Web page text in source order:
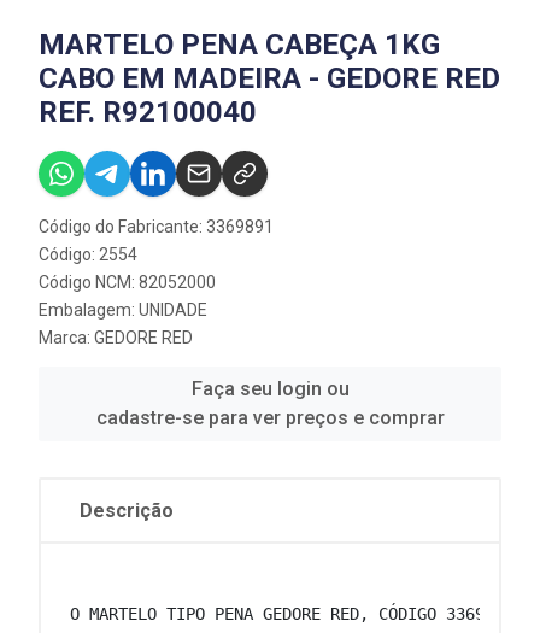
MARTELO PENA CABEÇA 1KG
CABO EM MADEIRA - GEDORE RED
REF. R92100040
Código do Fabricante: 3369891
Código: 2554
Código NCM: 82052000
Embalagem: UNIDADE
Marca: GEDORE RED
Faça seu login ou
cadastre-se para ver preços e comprar
Descrição
O MARTELO TIPO PENA GEDORE RED, CÓDIGO